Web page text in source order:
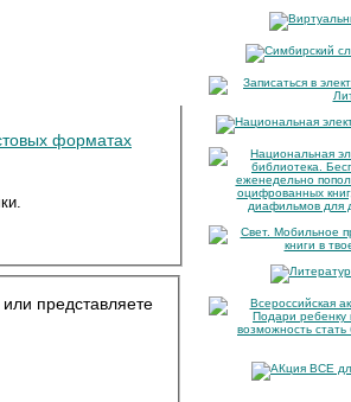
форматах
представляете